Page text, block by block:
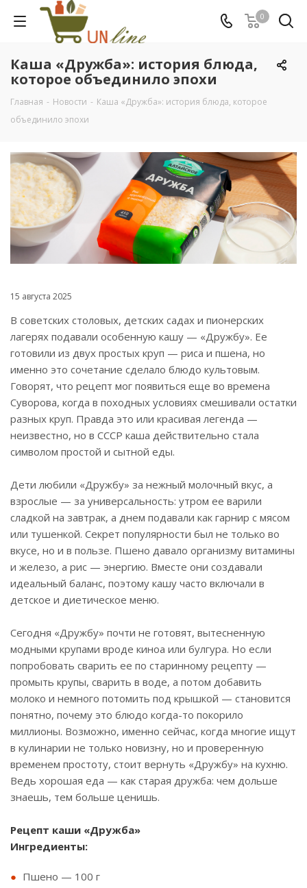
0
Каша «Дружба»: история блюда,
которое объединило эпохи
Главная - Новости - Каша «Дружба»: история блюда, которое
объединило эпохи
15 августа 2025
В советских столовых, детских садах и пионерских
лагерях подавали особенную кашу — «Дружбу». Ее
готовили из двух простых круп — риса и пшена, но
именно это сочетание сделало блюдо культовым.
Говорят, что рецепт мог появиться еще во времена
Суворова, когда в походных условиях смешивали остатки
разных круп. Правда это или красивая легенда —
неизвестно, но в СССР каша действительно стала
символом простой и сытной еды.
Дети любили «Дружбу» за нежный молочный вкус, а
взрослые — за универсальность: утром ее варили
сладкой на завтрак, а днем подавали как гарнир с мясом
или тушенкой. Секрет популярности был не только во
вкусе, но и в пользе. Пшено давало организму витамины
и железо, а рис — энергию. Вместе они создавали
идеальный баланс, поэтому кашу часто включали в
детское и диетическое меню.
Сегодня «Дружбу» почти не готовят, вытесненную
модными крупами вроде киноа или булгура. Но если
попробовать сварить ее по старинному рецепту —
промыть крупы, сварить в воде, а потом добавить
молоко и немного потомить под крышкой — становится
понятно, почему это блюдо когда-то покорило
миллионы. Возможно, именно сейчас, когда многие ищут
в кулинарии не только новизну, но и проверенную
временем простоту, стоит вернуть «Дружбу» на кухню.
Ведь хорошая еда — как старая дружба: чем дольше
знаешь, тем больше ценишь.
Рецепт каши «Дружба»
Ингредиенты:
Пшено — 100 г